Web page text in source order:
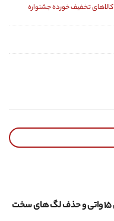
کالاهای تخفیف خورده جشنواره
خنک کننده کننده ممو Memo CX06، توان ۱۵ واتی و حذف لگ های سخت